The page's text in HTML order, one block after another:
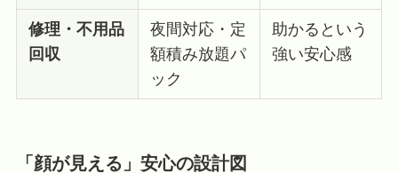
修理・不用品
回収
夜間対応・定
額積み放題パ
ック
助かるという
強い安心感
「顔が見える」安心の設計図